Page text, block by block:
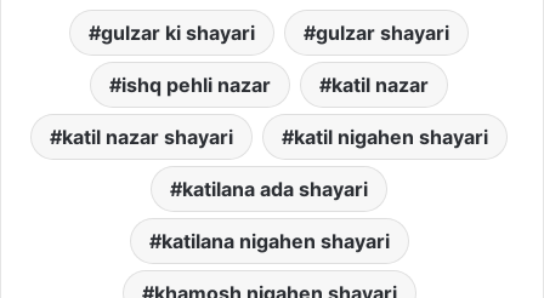
gulzar ki shayari gulzar shayari
ishq pehli nazar katil nazar
katil nazar shayari katil nigahen shayari
katilana ada shayari
katilana nigahen shayari
khamosh nigahen shayari